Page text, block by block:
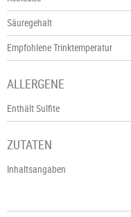
Säuregehalt
Empfohlene Trinktemperatur
ALLERGENE
Enthält Sulfite
ZUTATEN
Inhaltsangaben